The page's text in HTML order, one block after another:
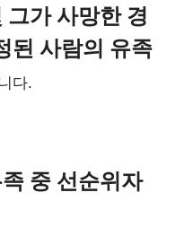
가 사망한 경
된 사람의 유족
다.
중 선순위자